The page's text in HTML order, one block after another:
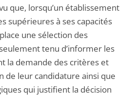
que, lorsqu’un établissement
supérieures à ses capacités
une sélection des
tenu d’informer les
la demande des critères et
de leur candidature ainsi que
qui justifient la décision